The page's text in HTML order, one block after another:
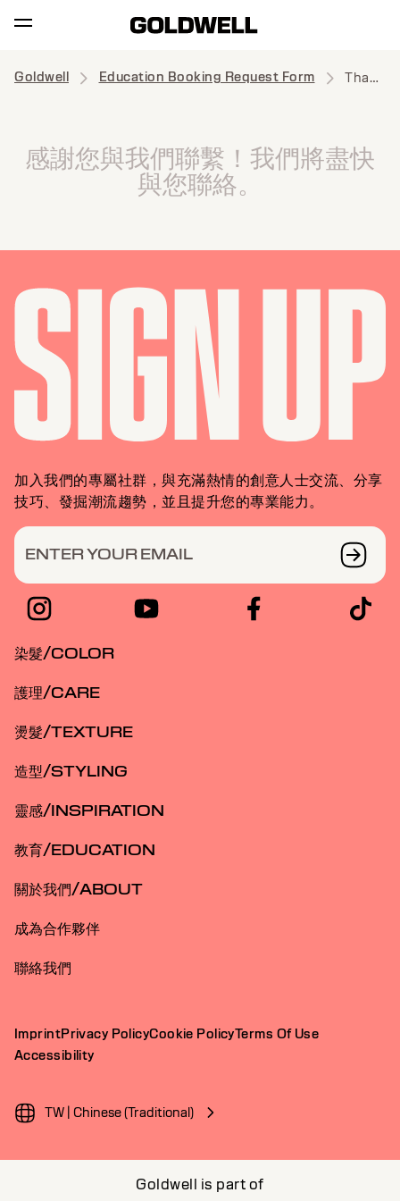
Goldwell Education Booking Request Form Thank you
感謝您與我們聯繫！我們將盡快
與您聯絡。
加入我們的專屬社群，與充滿熱情的創意人士交流、分享
技巧、發掘潮流趨勢，並且提升您的專業能力。
ENTER YOUR EMAIL
染髮/COLOR
護理/CARE
燙髮/TEXTURE
造型/STYLING
靈感/INSPIRATION
教育/EDUCATION
關於我們/ABOUT
成為合作夥伴
聯絡我們
ImprintPrivacy PolicyCookie PolicyTerms Of Use
Accessibility
TW | Chinese (Traditional)
Goldwell is part of